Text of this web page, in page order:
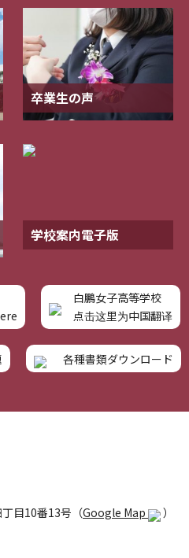
卒業生の声
学校案内電子版
白鵬女子高等学校
点击这里为中国翻译
各種書類ダウンロード
目10番13号（Google Map
）